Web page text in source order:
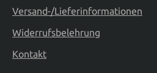
Versand-/Lieferinformationen
Widerrufsbelehrung
Kontakt